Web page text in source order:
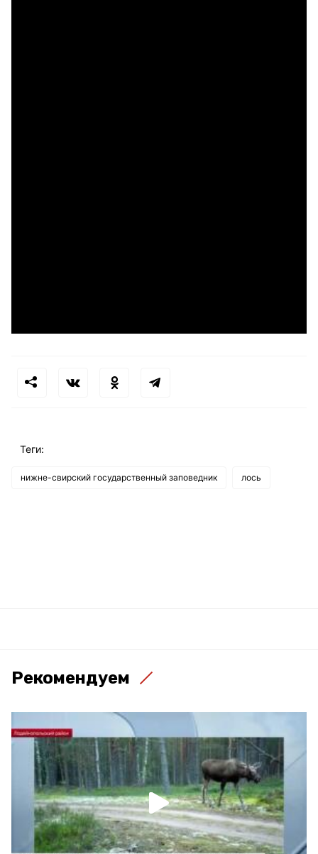
Теги:
нижне-свирский государственный заповедник лось
Рекомендуем